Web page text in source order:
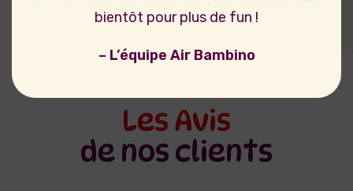
bientôt pour plus de fun !
– L’équipe Air Bambino
Les Avis
de nos clients